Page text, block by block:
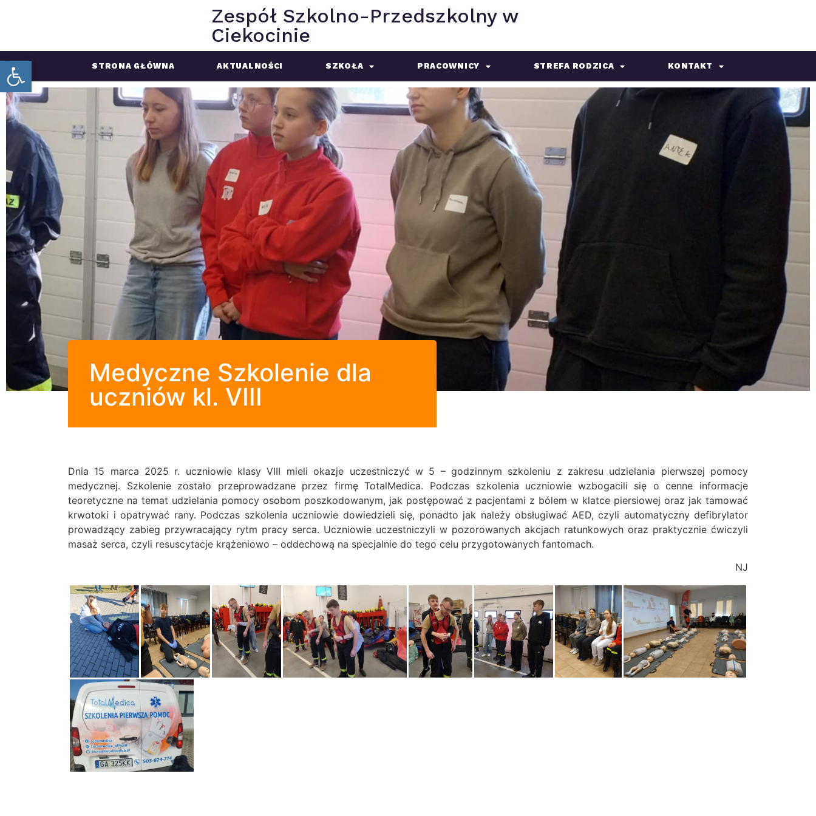
Open toolbar
Zespół Szkolno-Przedszkolny w
Ciekocinie
STRONA GŁÓWNA AKTUALNOŚCI SZKOŁA PRACOWNICY STREFA RODZICA KONTAKT
Medyczne Szkolenie dla
uczniów kl. VIII
Dnia 15 marca 2025 r. uczniowie klasy VIII mieli okazje uczestniczyć w 5 – godzinnym szkoleniu z zakresu udzielania pierwszej pomocy
medycznej. Szkolenie zostało przeprowadzane przez firmę TotalMedica. Podczas szkolenia uczniowie wzbogacili się o cenne informacje
teoretyczne na temat udzielania pomocy osobom poszkodowanym, jak postępować z pacjentami z bólem w klatce piersiowej oraz jak tamować
krwotoki i opatrywać rany. Podczas szkolenia uczniowie dowiedzieli się, ponadto jak należy obsługiwać AED, czyli automatyczny defibrylator
prowadzący zabieg przywracający rytm pracy serca. Uczniowie uczestniczyli w pozorowanych akcjach ratunkowych oraz praktycznie ćwiczyli
masaż serca, czyli resuscytacje krążeniowo – oddechową na specjalnie do tego celu przygotowanych fantomach.
NJ